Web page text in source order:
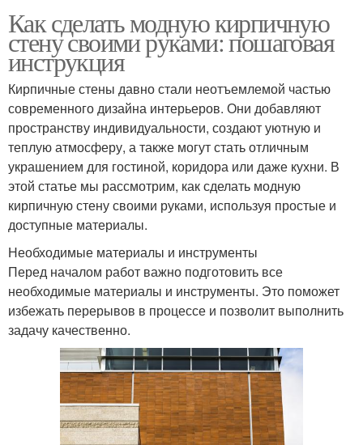
Как сделать модную кирпичную
стену своими руками: пошаговая
инструкция
Кирпичные стены давно стали неотъемлемой частью
современного дизайна интерьеров. Они добавляют
пространству индивидуальности, создают уютную и
теплую атмосферу, а также могут стать отличным
украшением для гостиной, коридора или даже кухни. В
этой статье мы рассмотрим, как сделать модную
кирпичную стену своими руками, используя простые и
доступные материалы.
Необходимые материалы и инструменты
Перед началом работ важно подготовить все
необходимые материалы и инструменты. Это поможет
избежать перерывов в процессе и позволит выполнить
задачу качественно.